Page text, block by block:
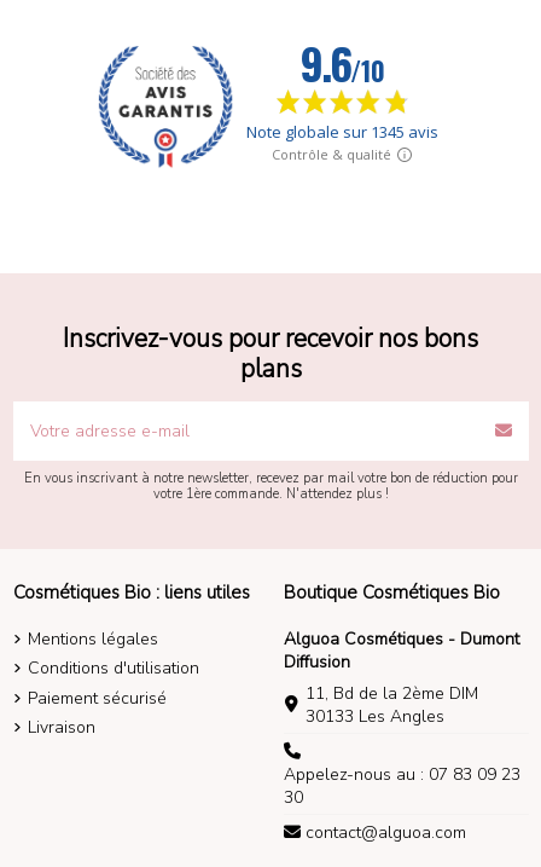
Inscrivez-vous pour recevoir nos bons
plans
En vous inscrivant à notre newsletter, recevez par mail votre bon de réduction pour
votre 1ère commande. N'attendez plus !
Cosmétiques Bio : liens utiles
Mentions légales
Conditions d'utilisation
Paiement sécurisé
Livraison
Boutique Cosmétiques Bio
Alguoa Cosmétiques - Dumont
Diffusion
11, Bd de la 2ème DIM
30133 Les Angles
Appelez-nous au : 07 83 09 23
30
contact@alguoa.com